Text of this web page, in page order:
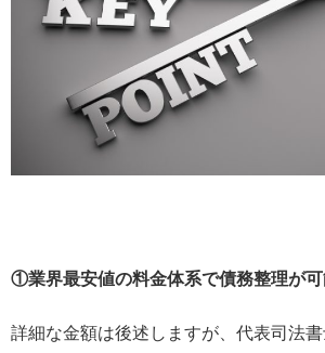
①業界最安値の料金体系で債務整理が
詳細な金額は後述しますが、代表司法